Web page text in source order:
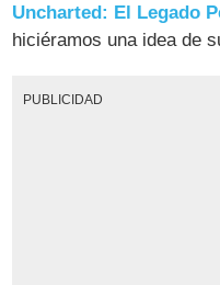
Uncharted: El Legado
hiciéramos una idea de
PUBLICIDAD